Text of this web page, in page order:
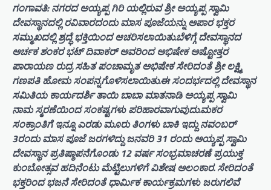
ಗಂಗಾವತಿ: ನಗರದ ಅಯ್ಯಪ್ಪ ಗಿರಿ ಯಲ್ಲಿರುವ ಶ್ರೀ ಅಯ್ಯಪ್ಪ ಸ್ವಾಮಿ
ದೇವಸ್ಥಾನದಲ್ಲಿ ರವಿವಾರದಂದು ಮಾಸ ಪೂಜೆಯನ್ನು ಅಪಾರ ಭಕ್ತರ
ಸಮ್ಮುಖದಲ್ಲಿ ಶ್ರದ್ಧೆ ಭಕ್ತಿಯಿಂದ ಆಚರಿಸಲಾಯಿತು.ಬೆಳಿಗ್ಗೆ ದೇವಸ್ಥಾನದ
ಅರ್ಚಕ ಶಂಕರ ಭಟ್ ದಿವಾಕರ್ ಅವರಿಂದ ಅಭಿಷೇಕ ಅಷ್ಟೋತ್ತರ
ಪಾರಾಯಣ ರುದ್ರ ಸಹಿತ ಪಂಚಾಮೃತ ಅಭಿಷೇಕ ಸೇರಿದಂತೆ ಶ್ರೀ ಲಕ್ಷ್ಮಿ
ಗಣಪತಿ ಹೋಮ ಸಂಪನ್ನಗೊಳಿಸಲಾಯಿತು.ಈ ಸಂದರ್ಭದಲ್ಲಿ ದೇವಸ್ಥಾನ
ಸಮಿತಿಯ ಕಾರ್ಯದರ್ಶಿ ತಾಯಿ ಬಾಬಾ ಮಾತನಾಡಿ ಅಯ್ಯಪ್ಪ ಸ್ವಾಮಿ
ನಾಮ ಸ್ಮರಣೆಯಿಂದ ಸಂಕಷ್ಟಗಳು ಪರಿಹಾರವಾಗುವುದು.ಮಕರ
ಸಂಕ್ರಾಂತಿಗೆ ಇನ್ನೂ ಎರಡು ಮೂರು ತಿಂಗಳು ಬಾಕಿ ಇದ್ದು ನವಂಬರ್
3ರಂದು ಮಾಸ ಪೂಜೆ ಜರಗಳಿದ್ದು ಜನವರಿ 31 ರಂದು ಅಯ್ಯಪ್ಪ ಸ್ವಾಮಿ
ದೇವಸ್ಥಾನ ಪ್ರತಿಷ್ಠಾಪನೆಗೊಂಡು 12 ವರ್ಷ ಸಂಭ್ರಮಾಚರಣೆ ಪ್ರಯುಕ್ತ
ಕುಂಬೋತ್ಸವ ಹದಿನೆಂಟು ಮೆಟ್ಟಿಲುಗಳಿಗೆ ವಿಶೇಷ ಅಲಂಕಾರ. ಸೇರಿದಂತೆ
ಭಕ್ತರಿಂದ ಭಜನೆ ಸೇರಿದಂತೆ ಧಾರ್ಮಿಕ ಕಾರ್ಯಕ್ರಮಗಳು ಜರುಗಲಿವೆ